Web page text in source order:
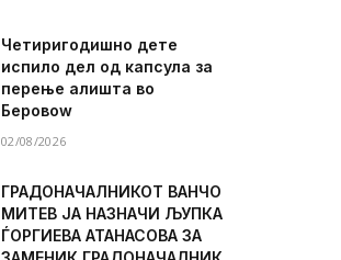
Четиригодишно дете
испило дел од капсула за
перење алишта во
Беровоw
02/08/2026
ГРАДОНАЧАЛНИКОТ ВАНЧО
МИТЕВ ЈА НАЗНАЧИ ЉУПКА
ЃОРГИЕВА АТАНАСОВА ЗА